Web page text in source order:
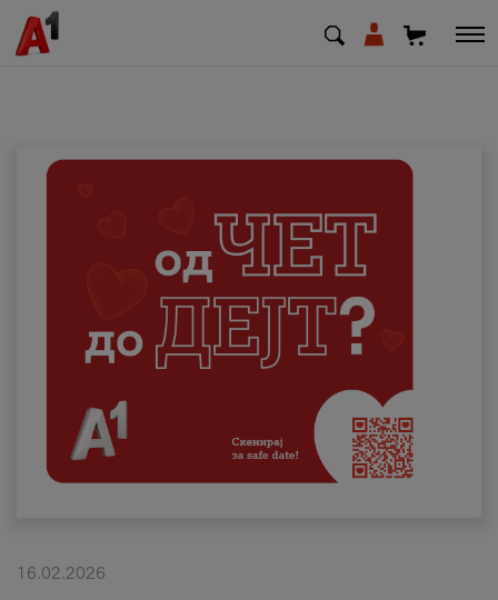
Деловни
Поддршка
Надополни кредит
Плати сметка
#ПодобарОнлајн
16.02.2026